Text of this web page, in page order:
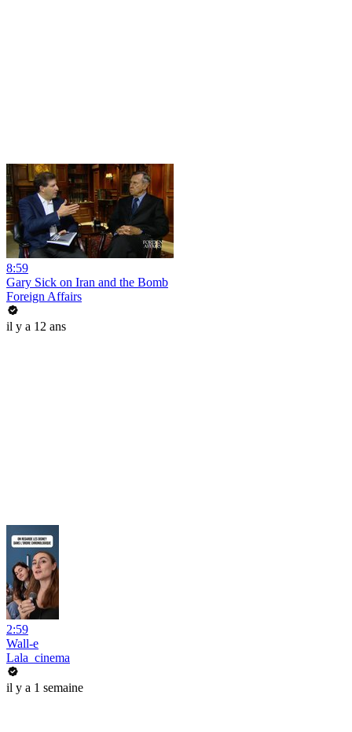
8:59
Gary Sick on Iran and the Bomb
Foreign Affairs
il y a 12 ans
2:59
Wall-e
Lala_cinema
il y a 1 semaine